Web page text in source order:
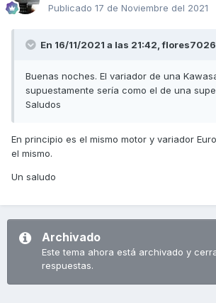
Publicado 17 de Noviembre del 2021
En 16/11/2021 a las 21:42,flores7026
Buenas noches. El variador de una
supuestamente sería como el de una
Saludos
En principio es el mismo motor y variador
el mismo.
Un saludo
Archivado
Este tema ahora está archivado y
respuestas.